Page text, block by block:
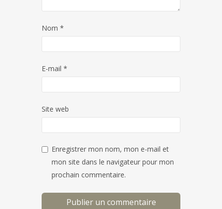
Nom *
E-mail *
Site web
Enregistrer mon nom, mon e-mail et
mon site dans le navigateur pour mon
prochain commentaire.